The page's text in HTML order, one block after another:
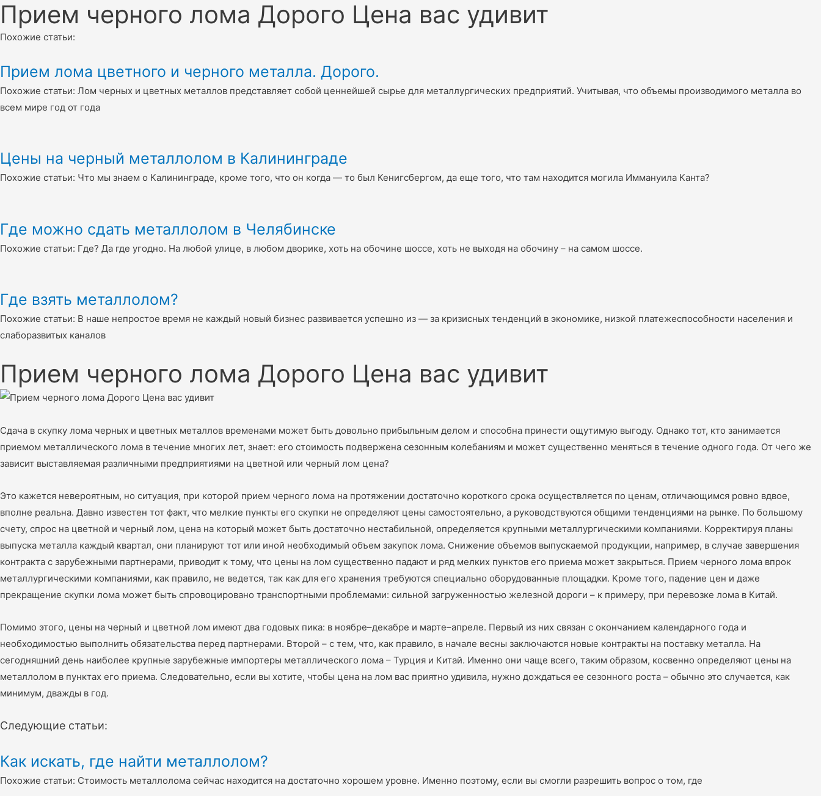
Прием черного лома Дорого Цена вас удивит
Похожие статьи:
Прием лома цветного и черного металла. Дорого.
Похожие статьи: Лом черных и цветных металлов представляет собой ценнейшей сырье для металлургических предприятий. Учитывая, что объемы производимого металла во
всем мире год от года
Цены на черный металлолом в Калининграде
Похожие статьи: Что мы знаем о Калининграде, кроме того, что он когда — то был Кенигсбергом, да еще того, что там находится могила Иммануила Канта?
Где можно сдать металлолом в Челябинске
Похожие статьи: Где? Да где угодно. На любой улице, в любом дворике, хоть на обочине шоссе, хоть не выходя на обочину – на самом шоссе.
Где взять металлолом?
Похожие статьи: В наше непростое время не каждый новый бизнес развивается успешно из — за кризисных тенденций в экономике, низкой платежеспособности населения и
слаборазвитых каналов
Прием черного лома Дорого Цена вас удивит
Сдача в скупку лома черных и цветных металлов временами может быть довольно прибыльным делом и способна принести ощутимую выгоду. Однако тот, кто занимается
приемом металлического лома в течение многих лет, знает: его стоимость подвержена сезонным колебаниям и может существенно меняться в течение одного года. От чего же
зависит выставляемая различными предприятиями на цветной или черный лом цена?
Это кажется невероятным, но ситуация, при которой прием черного лома на протяжении достаточно короткого срока осуществляется по ценам, отличающимся ровно вдвое,
вполне реальна. Давно известен тот факт, что мелкие пункты его скупки не определяют цены самостоятельно, а руководствуются общими тенденциями на рынке. По большому
счету, спрос на цветной и черный лом, цена на который может быть достаточно нестабильной, определяется крупными металлургическими компаниями. Корректируя планы
выпуска металла каждый квартал, они планируют тот или иной необходимый объем закупок лома. Снижение объемов выпускаемой продукции, например, в случае завершения
контракта с зарубежными партнерами, приводит к тому, что цены на лом существенно падают и ряд мелких пунктов его приема может закрыться. Прием черного лома впрок
металлургическими компаниями, как правило, не ведется, так как для его хранения требуются специально оборудованные площадки. Кроме того, падение цен и даже
прекращение скупки лома может быть спровоцировано транспортными проблемами: сильной загруженностью железной дороги – к примеру, при перевозке лома в Китай.
Помимо этого, цены на черный и цветной лом имеют два годовых пика: в ноябре–декабре и марте–апреле. Первый из них связан с окончанием календарного года и
необходимостью выполнить обязательства перед партнерами. Второй – с тем, что, как правило, в начале весны заключаются новые контракты на поставку металла. На
сегодняшний день наиболее крупные зарубежные импортеры металлического лома – Турция и Китай. Именно они чаще всего, таким образом, косвенно определяют цены на
металлолом в пунктах его приема. Следовательно, если вы хотите, чтобы цена на лом вас приятно удивила, нужно дождаться ее сезонного роста – обычно это случается, как
минимум, дважды в год.
Следующие статьи:
Как искать, где найти металлолом?
Похожие статьи: Стоимость металлолома сейчас находится на достаточно хорошем уровне. Именно поэтому, если вы смогли разрешить вопрос о том, где